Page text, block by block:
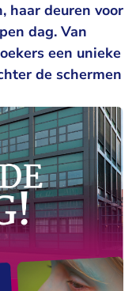
haar deuren voor
dag. Van
een unieke
de schermen